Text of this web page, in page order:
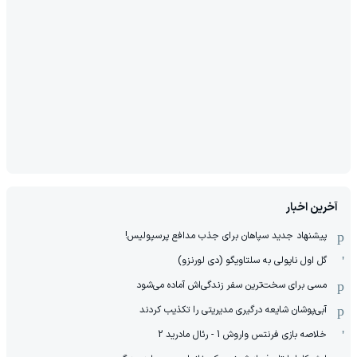
آخرین اخبار
پیشنهاد جدید سپاهان برای جذب مدافع پرسپولیس!
گل اول ناپولی به سلتاویگو (دی لورنزو)
مسی برای سخت‌ترین سفر زندگی‌اش آماده می‌شود
آبی‌پوشان شایعه درگیری مدیریتی را تکذیب کردند
خلاصه بازی فرنتس واروش 1 - رئال مادرید 2